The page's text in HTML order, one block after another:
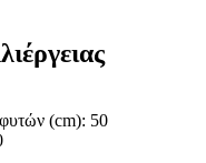
(cm): 50